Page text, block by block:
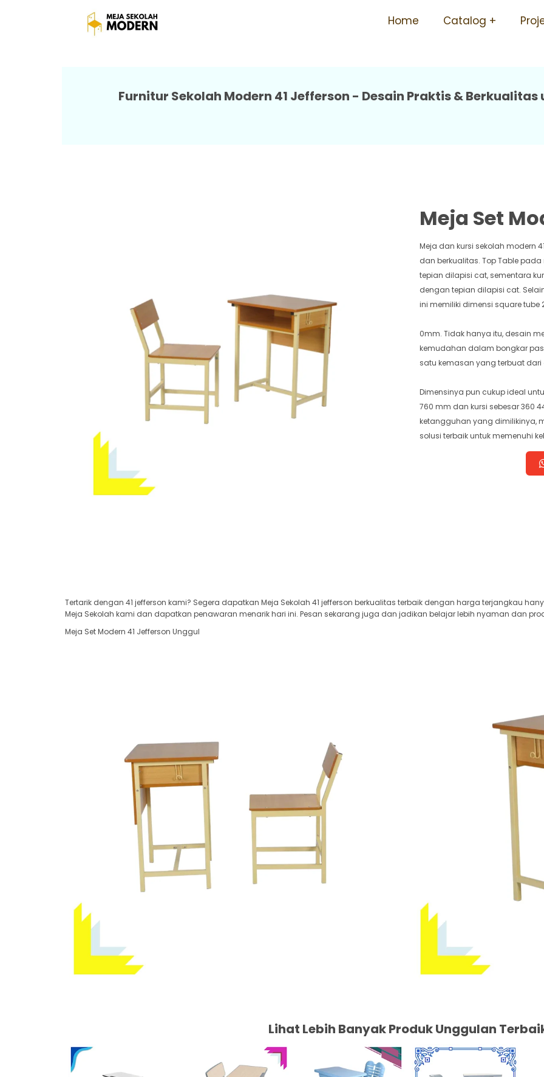
Home Catalog
Meja Sekolah Mebel Berkualitas 41
Furnitur Sekolah Modern 41 Jefferson - Desain Praktis &
Meja Set
Meja dan kursi sekolah modern
dan berkualitas. Top Table
tepian dilapisi cat, sementara
dengan tepian dilapisi cat.
ini memiliki dimensi square tube
0mm. Tidak hanya itu, desain
kemudahan dalam bongkar
satu kemasan yang terbuat dari
Dimensinya pun cukup ideal
760 mm dan kursi sebesar 360
ketangguhan yang dimilikinya,
solusi terbaik untuk memenuhi
Tertarik dengan 41 jefferson kami? Segera dapatkan Meja Sekolah 41 jefferson berkualitas terbaik dengan harga terjangkau
Meja Sekolah kami dan dapatkan penawaran menarik hari ini. Pesan sekarang juga dan jadikan belajar lebih nyaman dan
Meja Set Modern 41 Jefferson Unggul
Lihat Lebih Banyak Produk Unggulan